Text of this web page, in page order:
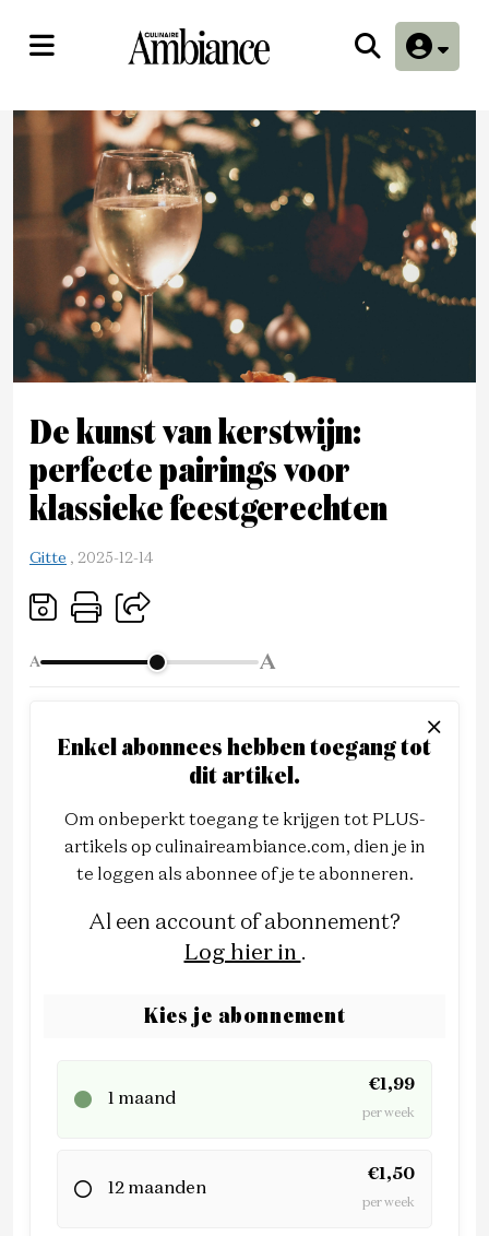
De kunst van kerstwijn:
perfecte pairings voor
klassieke feestgerechten
Gitte , 2025-12-14
A A
Enkel abonnees hebben toegang tot
dit artikel.
Om onbeperkt toegang te krijgen tot PLUS-
artikels op culinaireambiance.com, dien je in
te loggen als abonnee of je te abonneren.
Al een account of abonnement?
Log hier in .
Kies je abonnement
1 maand
€1,99
per week
12 maanden
€1,50
per week